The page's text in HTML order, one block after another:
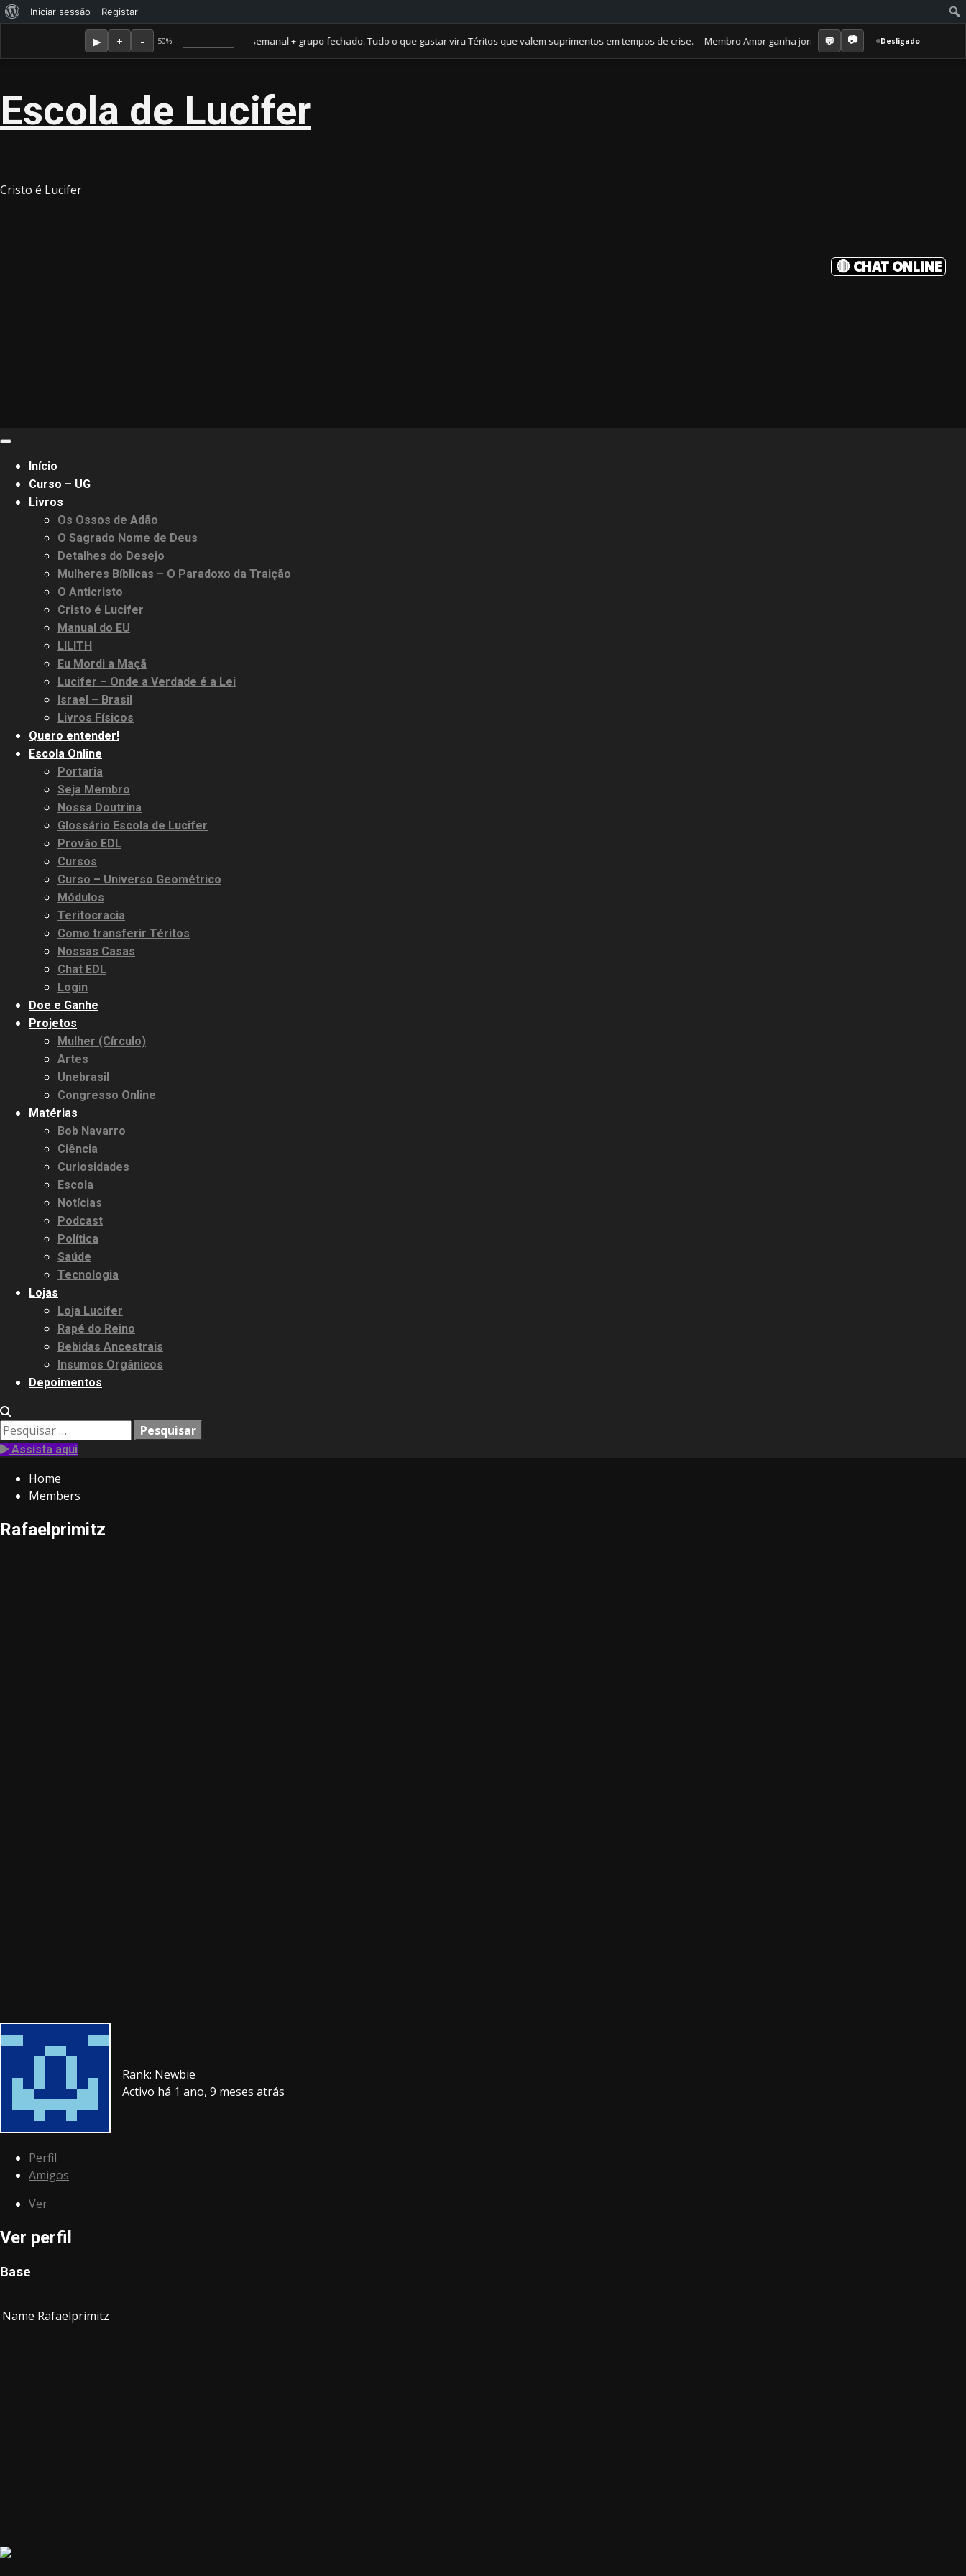
50%
Membro Amor ganha jornal mensal + aula semanal + grupo fechado. Tudo o que gastar vira Téritos que valem suprimentos em tempos de crise. Membro Amor ganha jornal mensal + aula semanal + grupo
Desligado
Sobre
WordPress
Iniciar sessão Registar
Escola de Lucifer
Cristo é Lucifer
🔴 CHAT ONLINE
Primary
MenuInício
Curso – UG
Livros
Os Ossos de Adão
O Sagrado Nome de Deus
Detalhes do Desejo
Mulheres Bíblicas – O Paradoxo da Traição
O Anticristo
Cristo é Lucifer
Manual do EU
LILITH
Eu Mordi a Maçã
Lucifer – Onde a Verdade é a Lei
Israel – Brasil
Livros Físicos
Quero entender!
Escola Online
Portaria
Seja Membro
Nossa Doutrina
Glossário Escola de Lucifer
Provão EDL
Cursos
Curso – Universo Geométrico
Módulos
Teritocracia
Como transferir Téritos
Nossas Casas
Chat EDL
Login
Doe e Ganhe
Projetos
Mulher (Círculo)
Artes
Unebrasil
Congresso Online
Matérias
Bob Navarro
Ciência
Curiosidades
Escola
Notícias
Podcast
Política
Saúde
Tecnologia
Lojas
Loja Lucifer
Rapé do Reino
Bebidas Ancestrais
Insumos Orgânicos
Depoimentos
Pesquisar
por:Assista aqui
Home
Members
Rafaelprimitz
Rank: Newbie
Activo há 1 ano, 9 meses atrás
Perfil
Amigos
Ver
Ver perfil
Base
Name Rafaelprimitz